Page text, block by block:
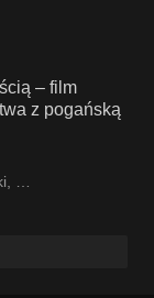
– film
z pogańską
,